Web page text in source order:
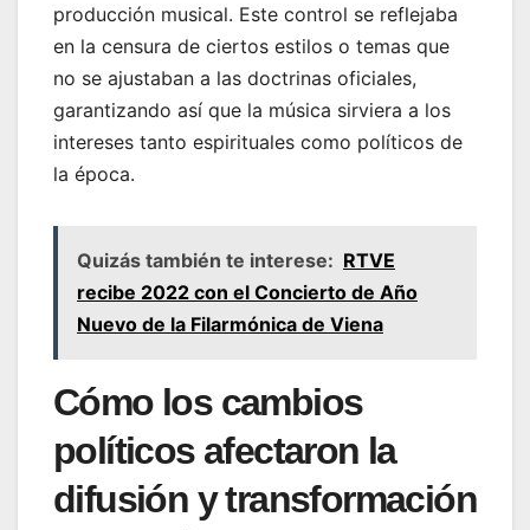
producción musical. Este control se reflejaba
en la censura de ciertos estilos o temas que
no se ajustaban a las doctrinas oficiales,
garantizando así que la música sirviera a los
intereses tanto espirituales como políticos de
la época.
Quizás también te interese: RTVE
recibe 2022 con el Concierto de Año
Nuevo de la Filarmónica de Viena
Cómo los cambios
políticos afectaron la
difusión y transformación